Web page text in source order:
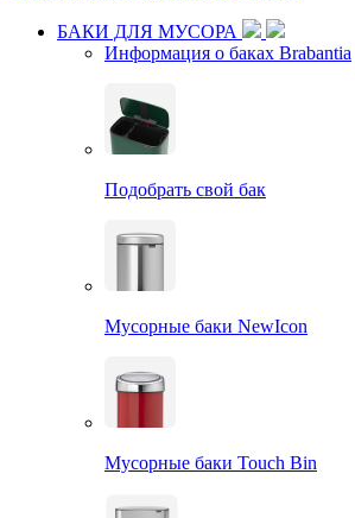
БАКИ ДЛЯ МУСОРА
Информация о баках Brabantia
Подобрать свой бак
Мусорные баки NewIcon
Мусорные баки Touch Bin